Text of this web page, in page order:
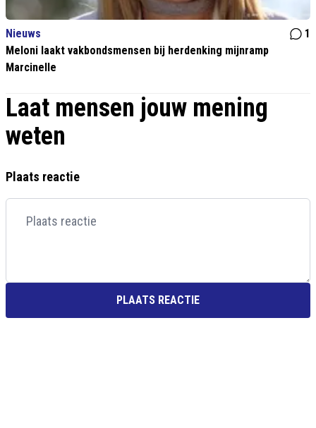
Nieuws
1
Meloni laakt vakbondsmensen bij herdenking mijnramp
Marcinelle
Laat mensen jouw mening
weten
Plaats reactie
PLAATS REACTIE